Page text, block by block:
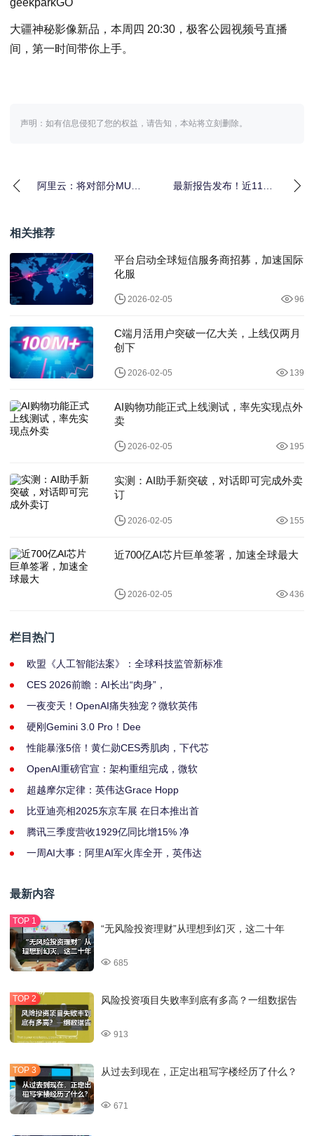
geekparkGO
大疆神秘影像新品，本周四 20:30，极客公园视频号直播
间，第一时间带你上手。
声明：如有信息侵犯了您的权益，请告知，本站将立刻删除。
阿里云：将对部分MU模
最新报告发布！近11亿
相关推荐
平台启动全球短信服务商招募，加速国际
化服
2026-02-05 96
C端月活用户突破一亿大关，上线仅两月
创下
2026-02-05 139
AI购物功能正式上线测试，率先实现点外
卖
2026-02-05 195
实测：AI助手新突破，对话即可完成外卖
订
2026-02-05 155
近700亿AI芯片巨单签署，加速全球最大
2026-02-05 436
栏目热门
欧盟《人工智能法案》：全球科技监管新标准
CES 2026前瞻：AI长出“肉身”，
一夜变天！OpenAI痛失独宠？微软英伟
硬刚Gemini 3.0 Pro！Dee
性能暴涨5倍！黄仁勋CES秀肌肉，下代芯
OpenAI重磅官宣：架构重组完成，微软
超越摩尔定律：英伟达Grace Hopp
比亚迪亮相2025东京车展 在日本推出首
腾讯三季度营收1929亿同比增15% 净
一周AI大事：阿里AI军火库全开，英伟达
最新内容
“无风险投资理财”从理想到幻灭，这二十年
685
风险投资项目失败率到底有多高？一组数据告
913
从过去到现在，正定出租写字楼经历了什么？
671